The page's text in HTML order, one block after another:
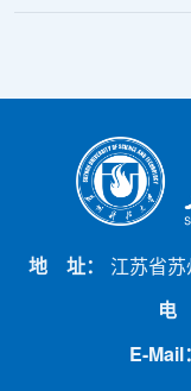
地 址：
江苏省
电
E-Mail：